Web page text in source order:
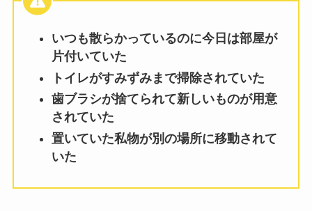
いつも散らかっているのに今日は部屋が
片付いていた
トイレがすみずみまで掃除されていた
歯ブラシが捨てられて新しいものが用意
されていた
置いていた私物が別の場所に移動されて
いた